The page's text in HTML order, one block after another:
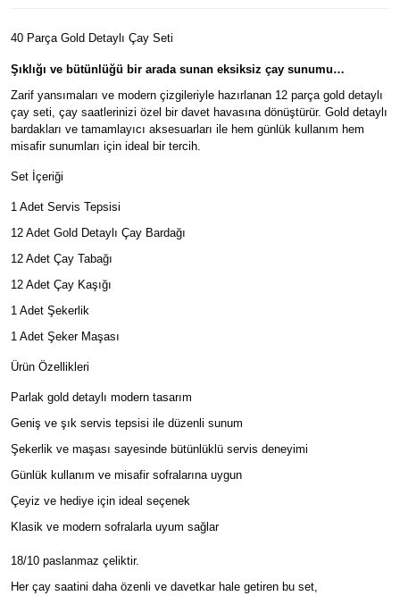
40 Parça Gold Detaylı Çay Seti
Şıklığı ve bütünlüğü bir arada sunan eksiksiz çay sunumu…
Zarif yansımaları ve modern çizgileriyle hazırlanan 12 parça gold detaylı
çay seti, çay saatlerinizi özel bir davet havasına dönüştürür. Gold detaylı
bardakları ve tamamlayıcı aksesuarları ile hem günlük kullanım hem
misafir sunumları için ideal bir tercih.
Set İçeriği
1 Adet Servis Tepsisi
12 Adet Gold Detaylı Çay Bardağı
12 Adet Çay Tabağı
12 Adet Çay Kaşığı
1 Adet Şekerlik
1 Adet Şeker Maşası
Ürün Özellikleri
Parlak gold detaylı modern tasarım
Geniş ve şık servis tepsisi ile düzenli sunum
Şekerlik ve maşası sayesinde bütünlüklü servis deneyimi
Günlük kullanım ve misafir sofralarına uygun
Çeyiz ve hediye için ideal seçenek
Klasik ve modern sofralarla uyum sağlar
18/10 paslanmaz çeliktir.
Her çay saatini daha özenli ve davetkar hale getiren bu set,